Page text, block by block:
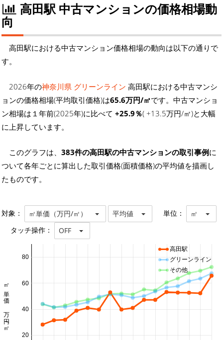
高田駅 中古マンションの価格相場動
向
高田駅における中古マンション価格相場の動向は以下の通りで
す。
2026年の神奈川県 グリーンライン 高田駅における中古マンシ
ョンの価格相場(平均取引価格)は65.6万円/㎡です。中古マンショ
ン相場は１年前(2025年)に比べて +25.9％( +13.5万円/㎡)と大幅
に上昇しています。
このグラフは、 383件の高田駅の中古マンションの取引事例に
ついて各年ごとに算出した取引価格(面積価格)の平均値を描画し
たものです。
対象： ㎡単価（万円/㎡） 平均値 単位： ㎡
タッチ操作： OFF
20
40
60
80
㎡単価 万円/㎡
高田駅
グリーンライン
その他